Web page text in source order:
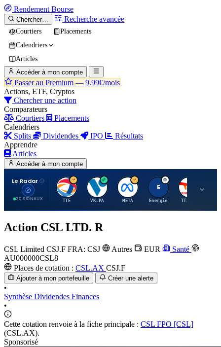
Rendement Bourse
Chercher… Recherche avancée
Courtiers
Placements
Calendriers
Articles
Accéder à mon compte
Passer au Premium — 9.99€/mois
Actions, ETF, Cryptos
Chercher une action
Comparateurs
Courtiers
Placements
Calendriers
Splits
Dividendes IPO
Résultats
Apprendre
Articles
Accéder à mon compte
Le Radar
20 SIGNAUX
T
TTE
V
VK.PA
M
META
E
Energie
T
TTE.PA
Action CSL LTD. R
CSL Limited CSJ.F FRA: CSJ Autres EUR
Santé
AU000000CSL8
Places de cotation : CSL.AX CSJ.F
Ajouter à mon portefeuille Créer une alerte
•
Synthèse Dividendes Finances
•
Cette cotation renvoie à la fiche principale : CSL FPO [CSL]
(CSL.AX).
Sponsorisé